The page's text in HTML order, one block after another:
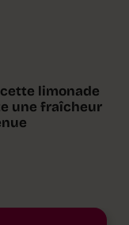
limonade
une fraîcheur